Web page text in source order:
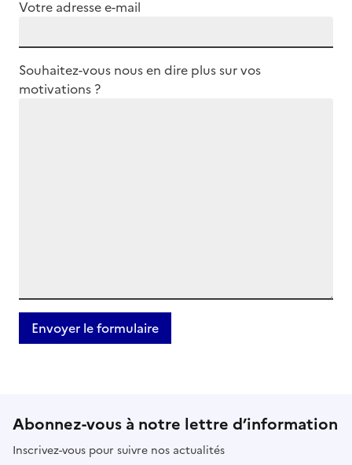
Votre adresse e-mail
Souhaitez-vous nous en dire plus sur vos
motivations ?
Abonnez-vous à notre lettre d’information
Inscrivez-vous pour suivre nos actualités